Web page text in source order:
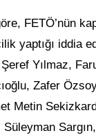
FETÖ’nün
yaptığı iddia
Yılmaz,
Zafer
Metin